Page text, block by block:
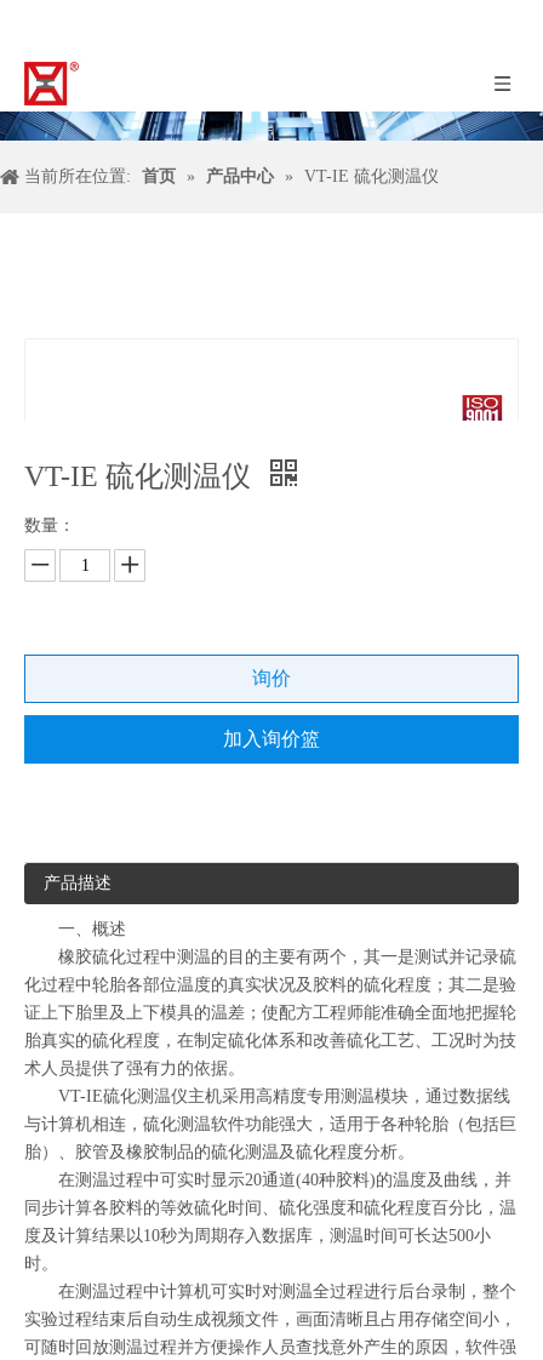
当前所在位置: 首页 » 产品中心 » VT-IE 硫化测温仪
VT-IE 硫化测温仪
数量：
询价
加入询价篮
产品描述
一、概述
橡胶硫化过程中测温的目的主要有两个，其一是测试并记录硫
化过程中轮胎各部位温度的真实状况及胶料的硫化程度；其二是验
证上下胎里及上下模具的温差；使配方工程师能准确全面地把握轮
胎真实的硫化程度，在制定硫化体系和改善硫化工艺、工况时为技
术人员提供了强有力的依据。
VT-IE硫化测温仪主机采用高精度专用测温模块，通过数据线
与计算机相连，硫化测温软件功能强大，适用于各种轮胎（包括巨
胎）、胶管及橡胶制品的硫化测温及硫化程度分析。
在测温过程中可实时显示20通道(40种胶料)的温度及曲线，并
同步计算各胶料的等效硫化时间、硫化强度和硫化程度百分比，温
度及计算结果以10秒为周期存入数据库，测温时间可长达500小
时。
在测温过程中计算机可实时对测温全过程进行后台录制，整个
实验过程结束后自动生成视频文件，画面清晰且占用存储空间小，
可随时回放测温过程并方便操作人员查找意外产生的原因，软件强